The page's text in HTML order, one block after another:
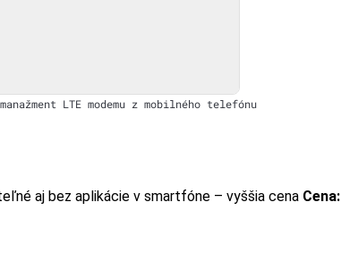
LTE modemu z mobilného telefónu
aj bez aplikácie v smartfóne – vyššia cena Cena: